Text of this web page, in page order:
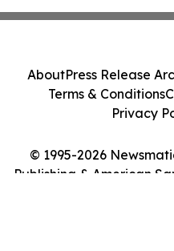
© 1995-2026
Publishing & American
AboutPress Release
Terms & Conditions
Privacy